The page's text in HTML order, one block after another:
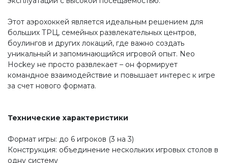
Этот аэрохоккей является идеальным решением для
больших ТРЦ, семейных развлекательных центров,
боулингов и других локаций, где важно создать
уникальный и запоминающийся игровой опыт. Neo
Hockey не просто развлекает – он формирует
командное взаимодействие и повышает интерес к игре
за счет нового формата.
Технические характеристики
Формат игры: до 6 игроков (3 на 3)
Конструкция: объединение нескольких игровых столов в
одну систему